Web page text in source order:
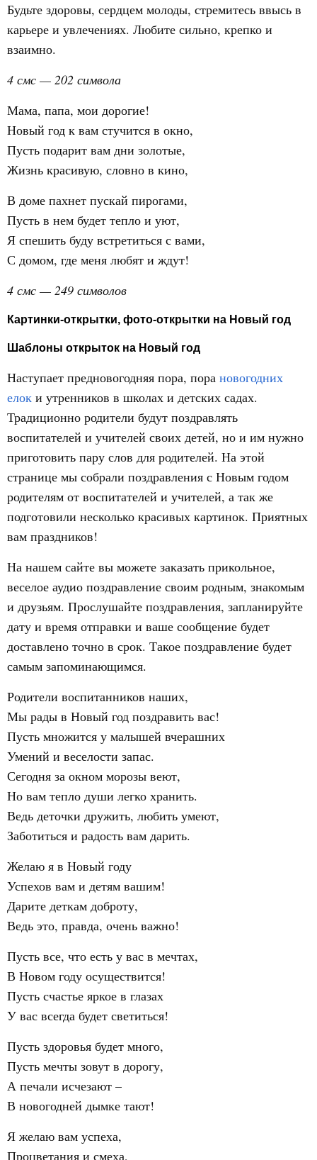
Будьте здоровы, сердцем молоды, стремитесь ввысь в
карьере и увлечениях. Любите сильно, крепко и
взаимно.
4 смс — 202 символа
Мама, папа, мои дорогие!
Новый год к вам стучится в окно,
Пусть подарит вам дни золотые,
Жизнь красивую, словно в кино,
В доме пахнет пускай пирогами,
Пусть в нем будет тепло и уют,
Я спешить буду встретиться с вами,
С домом, где меня любят и ждут!
4 смс — 249 символов
Картинки-открытки, фото-открытки на Новый год
Шаблоны открыток на Новый год
Наступает предновогодняя пора, пора новогодних
елок и утренников в школах и детских садах.
Традиционно родители будут поздравлять
воспитателей и учителей своих детей, но и им нужно
приготовить пару слов для родителей. На этой
странице мы собрали поздравления с Новым годом
родителям от воспитателей и учителей, а так же
подготовили несколько красивых картинок. Приятных
вам праздников!
На нашем сайте вы можете заказать прикольное,
веселое аудио поздравление своим родным, знакомым
и друзьям. Прослушайте поздравления, запланируйте
дату и время отправки и ваше сообщение будет
доставлено точно в срок. Такое поздравление будет
самым запоминающимся.
Родители воспитанников наших,
Мы рады в Новый год поздравить вас!
Пусть множится у малышей вчерашних
Умений и веселости запас.
Сегодня за окном морозы веют,
Но вам тепло души легко хранить.
Ведь деточки дружить, любить умеют,
Заботиться и радость вам дарить.
Желаю я в Новый году
Успехов вам и детям вашим!
Дарите деткам доброту,
Ведь это, правда, очень важно!
Пусть все, что есть у вас в мечтах,
В Новом году осуществится!
Пусть счастье яркое в глазах
У вас всегда будет светиться!
Пусть здоровья будет много,
Пусть мечты зовут в дорогу,
А печали исчезают –
В новогодней дымке тают!
Я желаю вам успеха,
Процветания и смеха,